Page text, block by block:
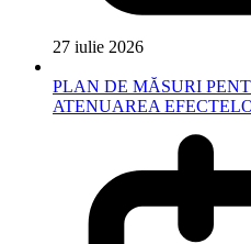
27 iulie 2026
PLAN DE MĂSURI
ATENUAREA